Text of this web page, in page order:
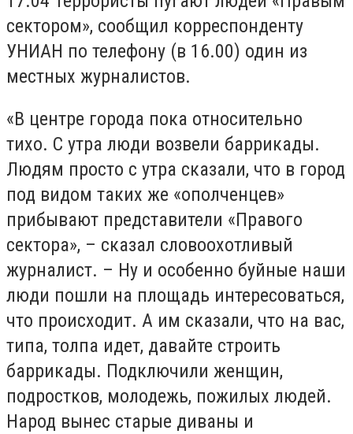
сектором», сообщил корреспонденту
УНИАН по телефону (в 16.00) один из
местных журналистов.
«В центре города пока относительно
тихо. С утра люди возвели баррикады.
Людям просто с утра сказали, что в город
под видом таких же «ополченцев»
прибывают представители «Правого
сектора», – сказал словоохотливый
журналист. – Ну и особенно буйные наши
люди пошли на площадь интересоваться,
что происходит. А им сказали, что на вас,
типа, толпа идет, давайте строить
баррикады. Подключили женщин,
подростков, молодежь, пожилых людей.
Народ вынес старые диваны и